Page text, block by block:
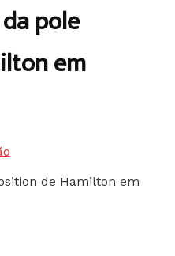
pole
em